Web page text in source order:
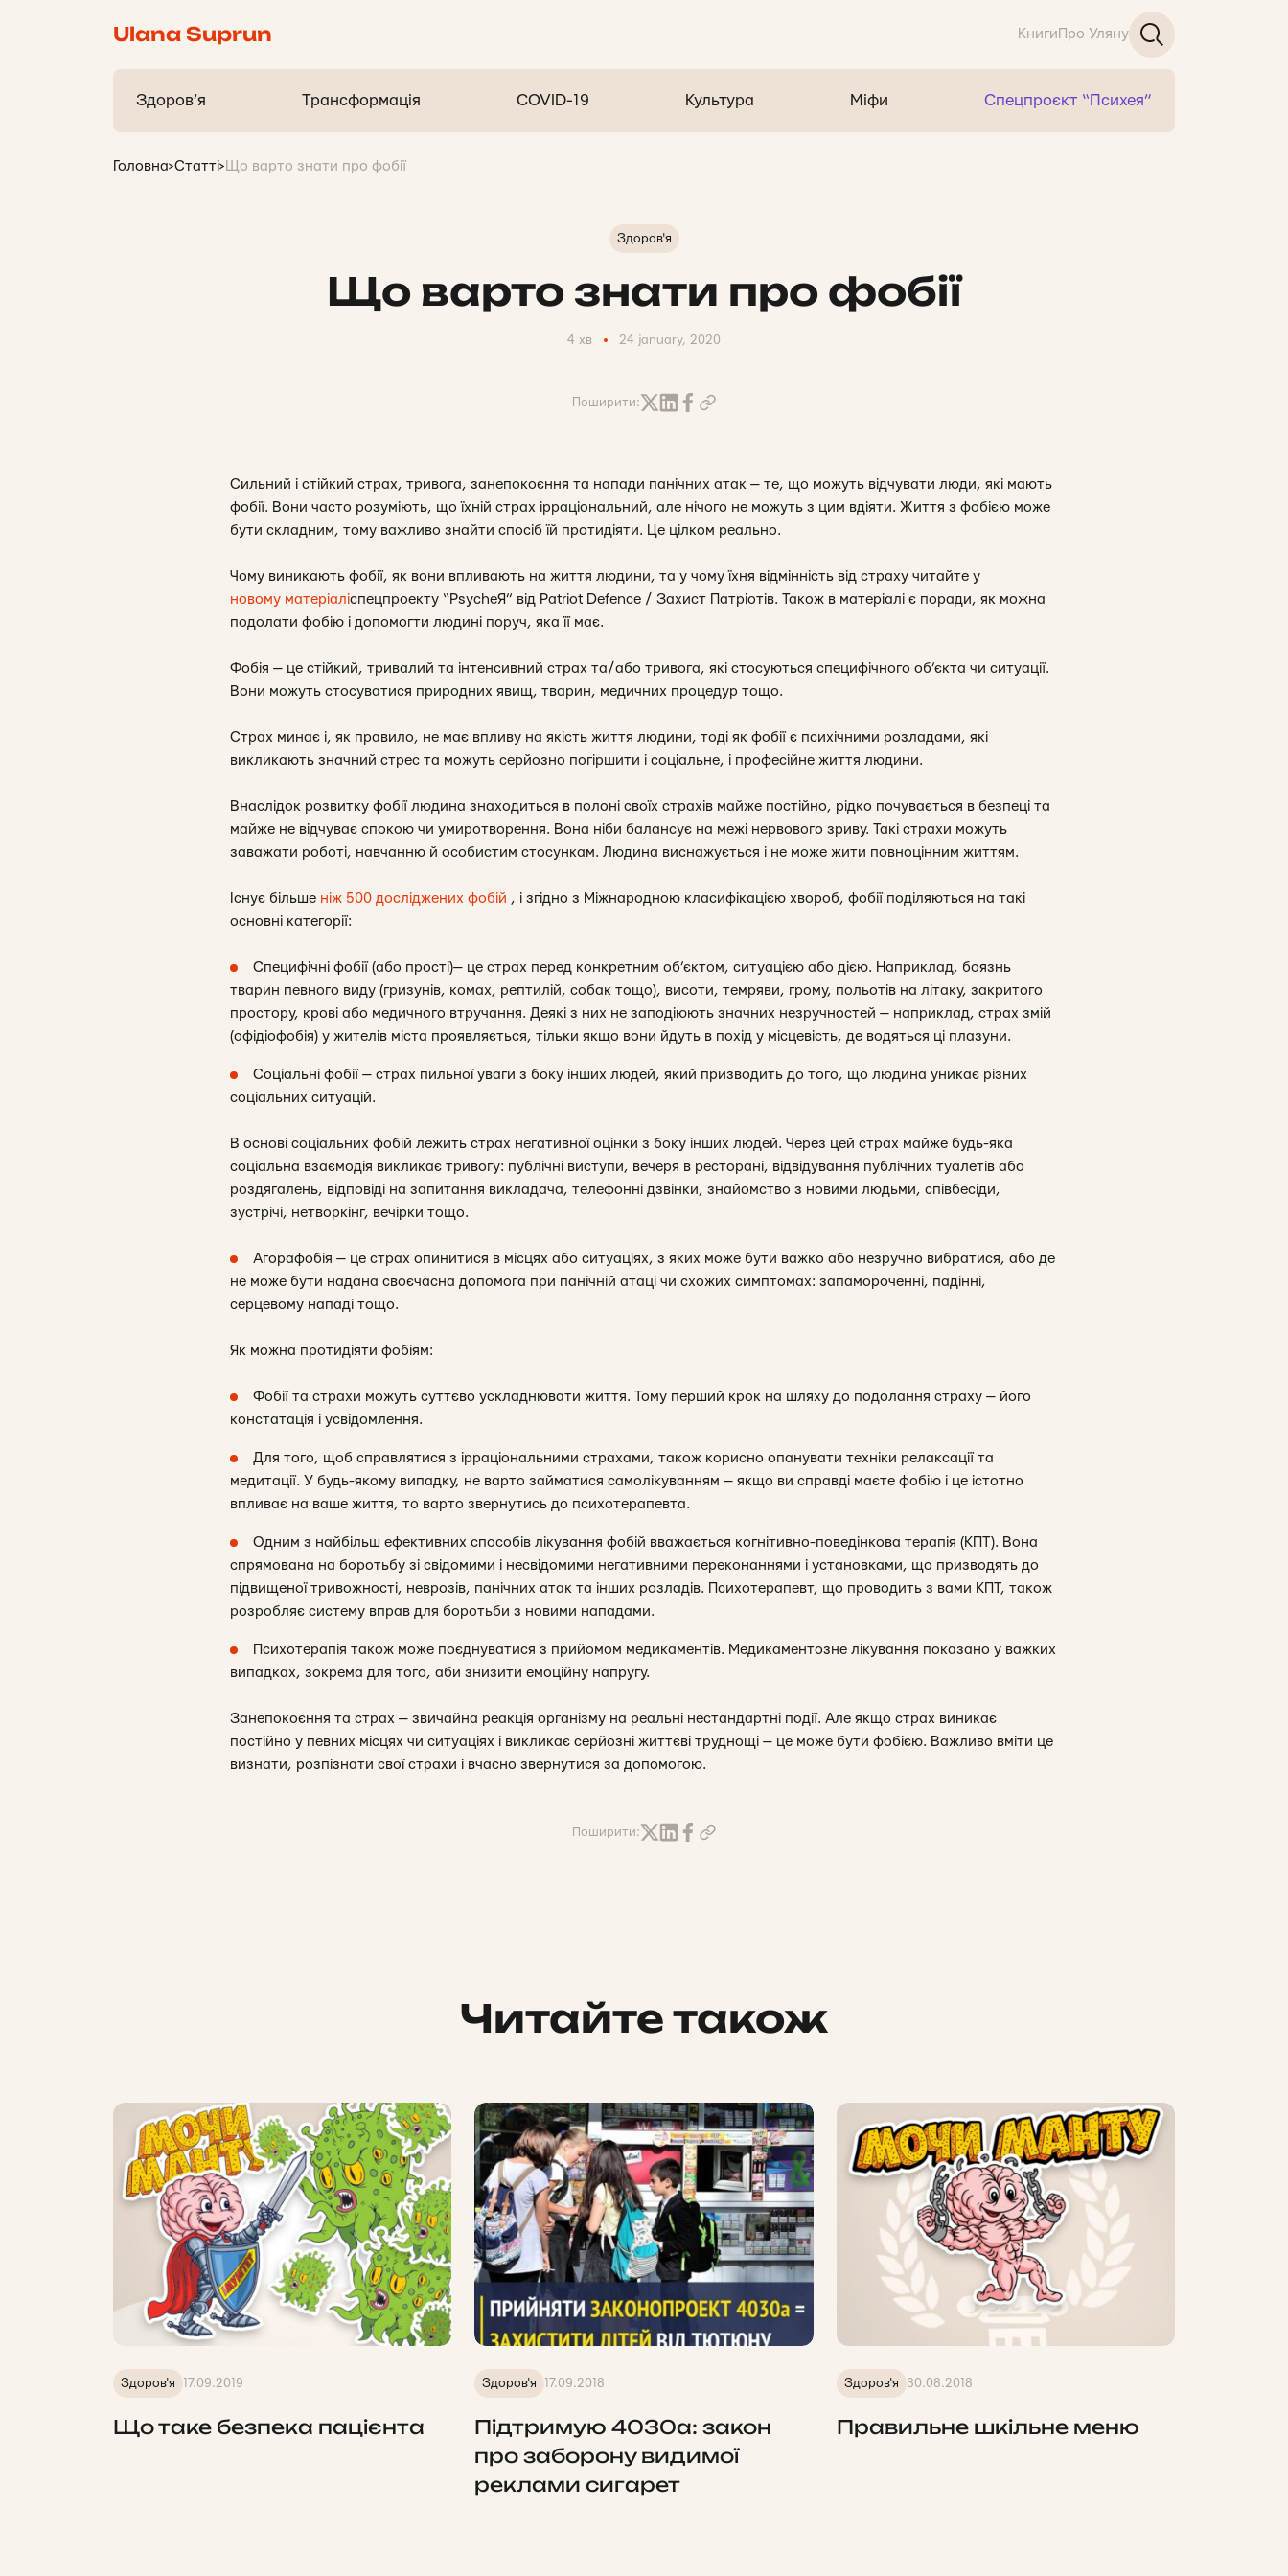
Ulana Suprun Книги Про Уляну
Здоров’я Трансформація COVID-19 Культура Міфи Спецпроєкт “Психея”
Головна>Статті> Що варто знати про фобії
Здоров'я
Що варто знати про фобії
4 хв 24 january, 2020
Поширити:
Сильний і стійкий страх, тривога, занепокоєння та напади панічних атак — те, що можуть відчувати люди, які мають
фобії. Вони часто розуміють, що їхній страх ірраціональний, але нічого не можуть з цим вдіяти. Життя з фобією може
бути складним, тому важливо знайти спосіб їй протидіяти. Це цілком реально.
Чому виникають фобії, як вони впливають на життя людини, та у чому їхня відмінність від страху читайте у
новому матеріаліспецпроекту “PsycheЯ” від Patriot Defence / Захист Патріотів. Також в матеріалі є поради, як можна
подолати фобію і допомогти людині поруч, яка її має.
Фобія — це стійкий, тривалий та інтенсивний страх та/або тривога, які стосуються специфічного об’єкта чи ситуації.
Вони можуть стосуватися природних явищ, тварин, медичних процедур тощо.
Страх минає і, як правило, не має впливу на якість життя людини, тоді як фобії є психічними розладами, які
викликають значний стрес та можуть серйозно погіршити і соціальне, і професійне життя людини.
Внаслідок розвитку фобії людина знаходиться в полоні своїх страхів майже постійно, рідко почувається в безпеці та
майже не відчуває спокою чи умиротворення. Вона ніби балансує на межі нервового зриву. Такі страхи можуть
заважати роботі, навчанню й особистим стосункам. Людина виснажується і не може жити повноцінним життям.
Існує більше ніж 500 досліджених фобій , і згідно з Міжнародною класифікацією хвороб, фобії поділяються на такі
основні категорії:
Специфічні фобії (або прості)— це страх перед конкретним об’єктом, ситуацією або дією. Наприклад, боязнь
тварин певного виду (гризунів, комах, рептилій, собак тощо), висоти, темряви, грому, польотів на літаку, закритого
простору, крові або медичного втручання. Деякі з них не заподіюють значних незручностей — наприклад, страх змій
(офідіофобія) у жителів міста проявляється, тільки якщо вони йдуть в похід у місцевість, де водяться ці плазуни.
Соціальні фобії — страх пильної уваги з боку інших людей, який призводить до того, що людина уникає різних
соціальних ситуацій.
В основі соціальних фобій лежить страх негативної оцінки з боку інших людей. Через цей страх майже будь-яка
соціальна взаємодія викликає тривогу: публічні виступи, вечеря в ресторані, відвідування публічних туалетів або
роздягалень, відповіді на запитання викладача, телефонні дзвінки, знайомство з новими людьми, співбесіди,
зустрічі, нетворкінг, вечірки тощо.
Агорафобія — це страх опинитися в місцях або ситуаціях, з яких може бути важко або незручно вибратися, або де
не може бути надана своєчасна допомога при панічній атаці чи схожих симптомах: запамороченні, падінні,
серцевому нападі тощо.
Як можна протидіяти фобіям:
Фобії та страхи можуть суттєво ускладнювати життя. Тому перший крок на шляху до подолання страху — його
констатація і усвідомлення.
Для того, щоб справлятися з ірраціональними страхами, також корисно опанувати техніки релаксації та
медитації. У будь-якому випадку, не варто займатися самолікуванням — якщо ви справді маєте фобію і це істотно
впливає на ваше життя, то варто звернутись до психотерапевта.
Одним з найбільш ефективних способів лікування фобій вважається когнітивно-поведінкова терапія (КПТ). Вона
спрямована на боротьбу зі свідомими і несвідомими негативними переконаннями і установками, що призводять до
підвищеної тривожності, неврозів, панічних атак та інших розладів. Психотерапевт, що проводить з вами КПТ, також
розробляє систему вправ для боротьби з новими нападами.
Психотерапія також може поєднуватися з прийомом медикаментів. Медикаментозне лікування показано у важких
випадках, зокрема для того, аби знизити емоційну напругу.
Занепокоєння та страх — звичайна реакція організму на реальні нестандартні події. Але якщо страх виникає
постійно у певних місцях чи ситуаціях і викликає серйозні життєві труднощі — це може бути фобією. Важливо вміти це
визнати, розпізнати свої страхи і вчасно звернутися за допомогою.
Поширити:
Читайте також
Здоров'я 17.09.2019
Що таке безпека пацієнта
Здоров'я 17.09.2018
Підтримую 4030а: закон
про заборону видимої
реклами сигарет
Здоров'я 30.08.2018
Правильне шкільне меню